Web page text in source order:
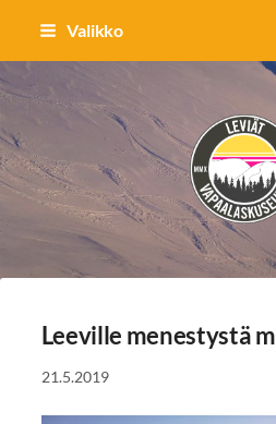
Siirry
Valikko
Leeville menestystä
21.5.2019